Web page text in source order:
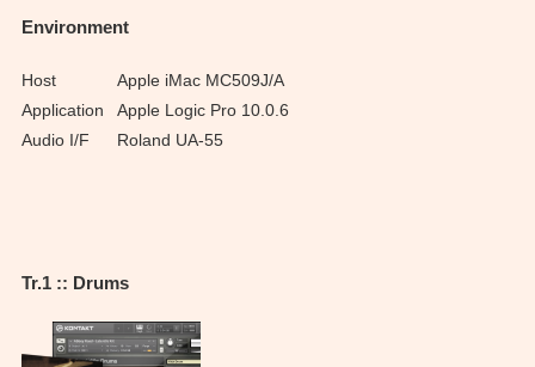
Environment
Host
Apple iMac MC509J/A
Application
Apple Logic Pro 10.0.6
Audio I/F
Roland UA-55
Tr.1 :: Drums